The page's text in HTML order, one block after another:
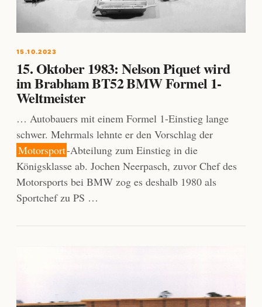
15.10.2023
15. Oktober 1983: Nelson Piquet wird
im Brabham BT52 BMW Formel 1-
Weltmeister
… Autobauers mit einem Formel 1-Einstieg lange
schwer. Mehrmals lehnte er den Vorschlag der
Motorsport-Abteilung zum Einstieg in die
Königsklasse ab. Jochen Neerpasch, zuvor Chef des
Motorsports bei BMW zog es deshalb 1980 als
Sportchef zu PS …